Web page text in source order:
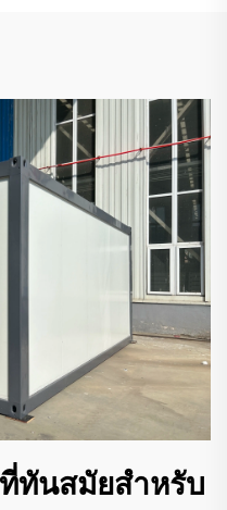
ทันสมัยสำหรับ